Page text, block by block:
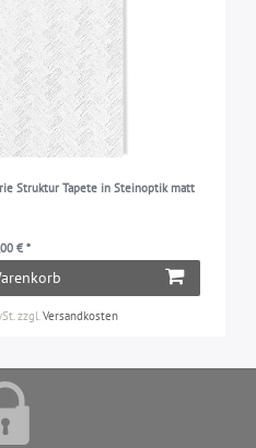
Struktur Tapete in Steinoptik matt
€ *
zzgl.Versandkosten